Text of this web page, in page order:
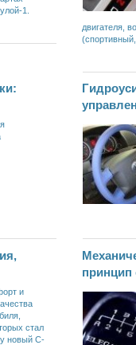
1.
двигателя,
и
стал
новый C-
принцип